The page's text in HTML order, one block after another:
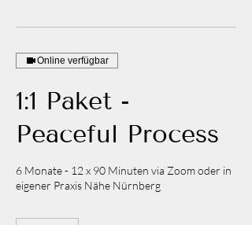
Online verfügbar
1:1 Paket -
Peaceful Process
6 Monate - 12 x 90 Minuten via Zoom oder in
eigener Praxis Nähe Nürnberg